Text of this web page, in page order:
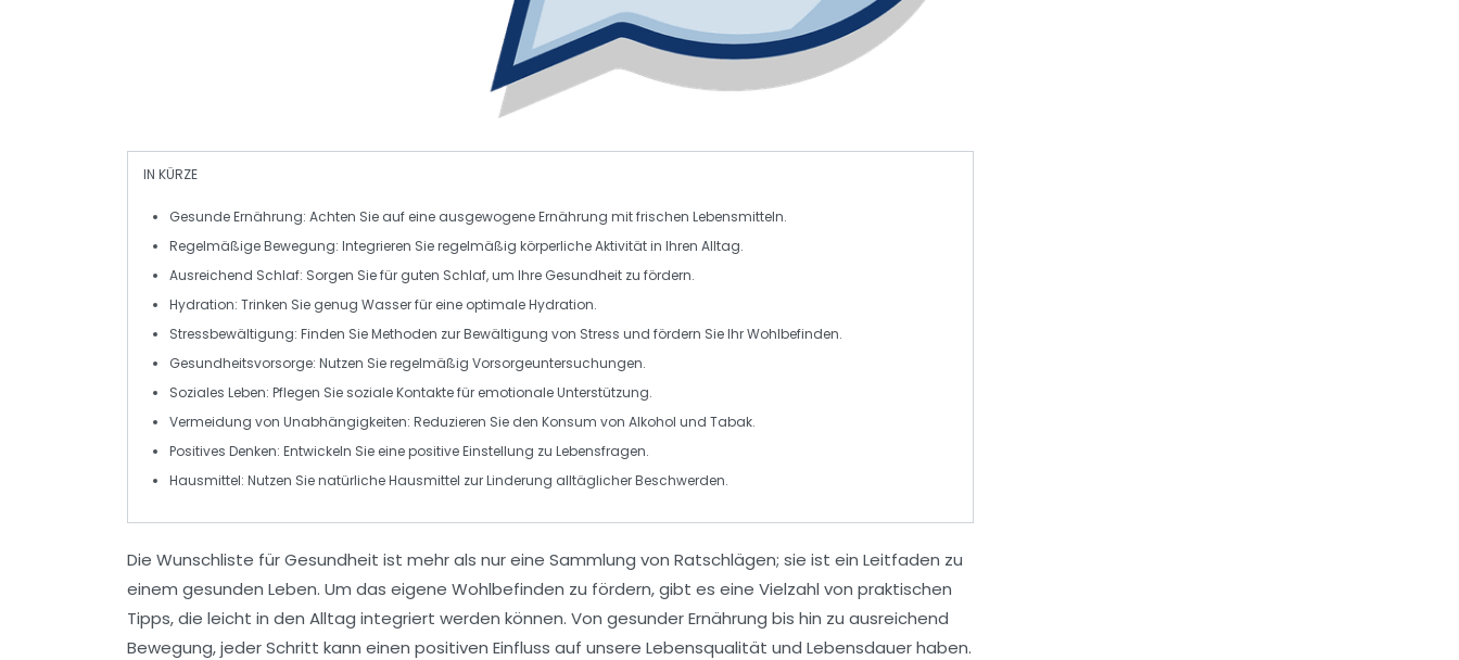
IN KÜRZE
Gesunde Ernährung: Achten Sie auf eine ausgewogeneErnährung mit frischen Lebensmitteln.
Regelmäßige Bewegung: Integrieren Sie regelmäßig körperlicheAktivitätin Ihren Alltag.
Ausreichend Schlaf: Sorgen Sie für guten Schlaf, um Ihre Gesundheit zu fördern.
Hydration: Trinken Sie genug Wasser für eine optimaleHydration.
Stressbewältigung: Finden Sie Methoden zurBewältigung von Stress und fördern Sie Ihr Wohlbefinden.
Gesundheitsvorsorge: Nutzen Sie regelmäßig Vorsorgeuntersuchungen.
Soziales Leben: Pflegen Sie soziale Kontaktefür emotionale Unterstützung.
Vermeidung von Unabhängigkeiten: Reduzieren Sie den Konsum von Alkohol und Tabak.
Positives Denken: Entwickeln Sie einepositive Einstellung zu Lebensfragen.
Hausmittel: Nutzen Sienatürliche Hausmittel zur Linderung alltäglicher Beschwerden.
Die Wunschliste für Gesundheit ist mehr als nur eine Sammlung von Ratschlägen; sie ist ein Leitfaden zu
einem gesunden Leben. Um das eigene Wohlbefinden zu fördern, gibt es eine Vielzahl von praktischen
Tipps, die leicht in den Alltag integriert werden können. Von gesunder Ernährung bis hin zu ausreichend
Bewegung, jeder Schritt kann einen positiven Einfluss auf unsere Lebensqualität und Lebensdauerhaben.